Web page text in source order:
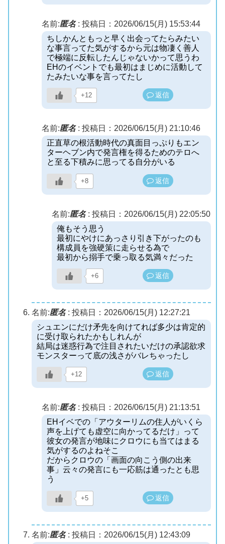
名前:匿名: 投稿日：2026/06/15(月) 15:53:44
ちしかんともっと早く出会ってたらみたい
な事言ってた気がするから元は物凄く善人
で極端に反転したんじゃないかって思うわ
EHのイベントでも最初はまじめに活動して
たみたいな事を言ってたし
+12 返信
名前:匿名: 投稿日：2026/06/15(月) 21:10:46
正直草の根活動時代の真面目っぷりもエン
ターヘブン内で発言権を得るためのテロへ
と至る下積みに思ってる自分がいる
+8 返信
名前:匿名: 投稿日：2026/06/15(月) 22:05:50
俺もそう思う
最初にやけにあっさり引き下がったのも
構成員を強硬策に走らせる為で
最初から搦手で乗っ取る気満々だった
+6 返信
名前:匿名: 投稿日：2026/06/15(月) 12:27:21
シュエンにだけ矛先を向けてれば多少は肯定的
に受け取られたかもしれんが
結局は迷惑行為で注目されたいだけの承認欲求
モンスターって底の浅さがバレちゃったし
+12 返信
名前:匿名: 投稿日：2026/06/15(月) 21:13:51
EHイベでの「アウターリムの住人がいくら
声を上げても虚空に向かってるだけ」って
彼女の発言が地味にクロウにも当てはまる
気がするのよねそこ
だからクロウの「画面の向こう側の出来
事」云々の発言にも一応筋は通ったとも思
う
+5 返信
名前:匿名: 投稿日：2026/06/15(月) 12:43:09